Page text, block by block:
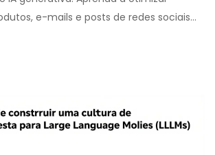
e-mails e posts de redes sociais